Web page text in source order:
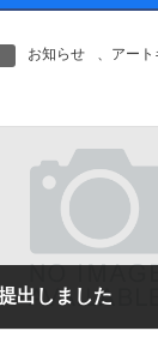
お知らせ 、 アート
出しました